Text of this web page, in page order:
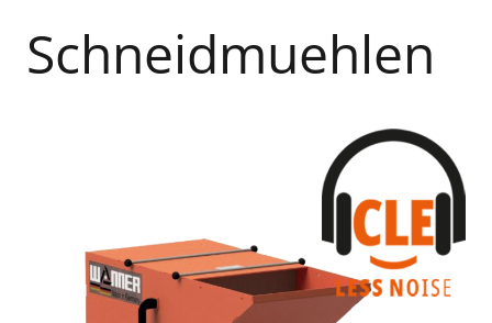
Schneidmuehlen